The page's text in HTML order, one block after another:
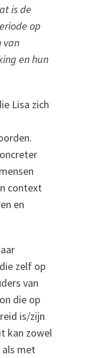
is de
op
van
enhun
Lisa zich
context
en
die zelf op
van
die op
is/zijn
kan zowel
als met